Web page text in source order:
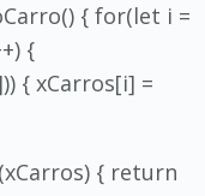
{ for(let i =
{
{ xCarros[i] =
{ return